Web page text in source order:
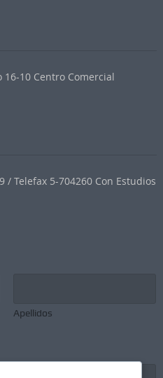
16-10 Centro Comercial
Telefax 5-704260 Con Estudios
Apellidos